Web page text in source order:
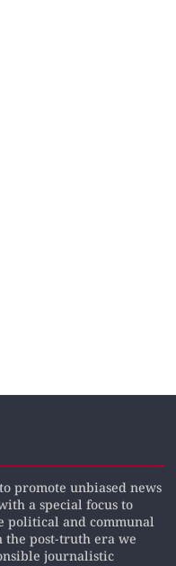
promote unbiased news
a special focus to
political and communal
post-truth era we
journalistic